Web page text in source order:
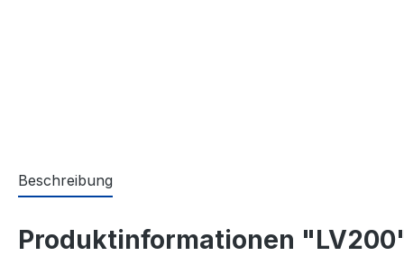
Beschreibung
Produktinformationen